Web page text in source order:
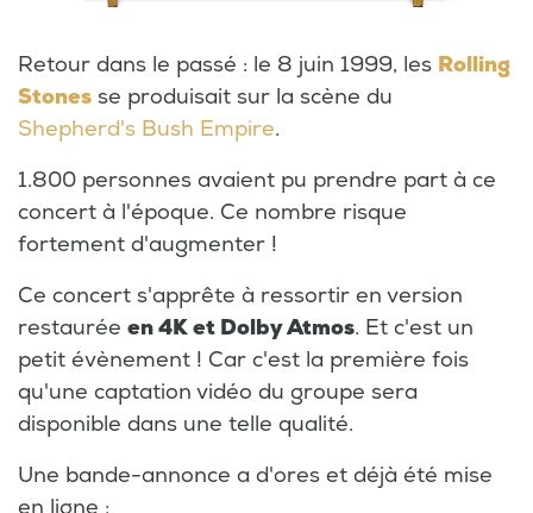
Retour dans le passé : le 8 juin 1999, les Rolling
Stones se produisait sur la scène du
Shepherd's Bush Empire.
1.800 personnes avaient pu prendre part à ce
concert à l'époque. Ce nombre risque
fortement d'augmenter !
Ce concert s'apprête à ressortir en version
restaurée en 4K et Dolby Atmos. Et c'est un
petit évènement ! Car c'est la première fois
qu'une captation vidéo du groupe sera
disponible dans une telle qualité.
Une bande-annonce a d'ores et déjà été mise
en ligne :